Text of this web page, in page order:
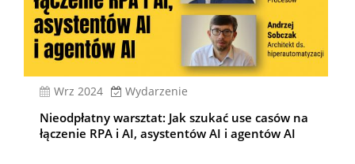
wrz 2024 Wydarzenie
Nieodpłatny warsztat: Jak szukać use casów na
łączenie RPA i AI, asystentów AI i agentów AI